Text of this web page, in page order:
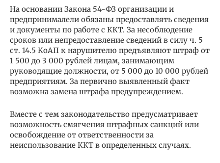
На основании Закона 54-ФЗ организации и
предпринималели обязаны предоставлять сведения
и документы по работе с ККТ. За несоблюдение
сроков или непредоставление сведений в силу ч. 5
ст. 14.5 КоАП к нарушителю предъявляют штраф от
1 500 до 3 000 рублей лицам, занимающим
руководящие должности, от 5 000 до 10 000 рублей
предприятиям. За первично выявленный факт
возможна замена штрафа предупреждением.
Вместе с тем законодательство предусматривает
возможность смягчения штрафных санкций или
освобождение от ответственности за
неиспользование ККТ в определенных случаях.